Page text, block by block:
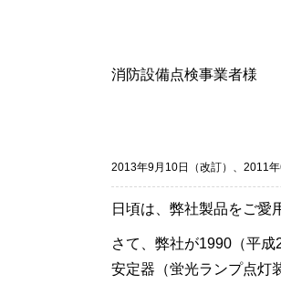
消防設備点検事業者様
2013年9月10日（改訂）、2011
日頃は、弊社製品をご愛
さて、弊社が1990（平
安定器（蛍光ランプ点灯